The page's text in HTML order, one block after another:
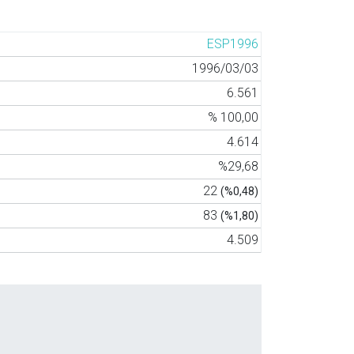
ESP1996
1996/03/03
6.561
% 100,00
4.614
%29,68
22 (%0,48)
83 (%1,80)
4.509